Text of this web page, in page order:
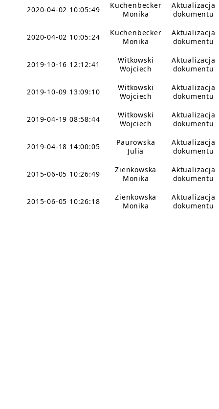
2020-04-02 10:05:49
Kuchenbecker
Monika
Aktualizacja
dokumentu
2020-04-02 10:05:24
Kuchenbecker
Monika
Aktualizacja
dokumentu
2019-10-16 12:12:41
Witkowski
Wojciech
Aktualizacja
dokumentu
2019-10-09 13:09:10
Witkowski
Wojciech
Aktualizacja
dokumentu
2019-04-19 08:58:44
Witkowski
Wojciech
Aktualizacja
dokumentu
2019-04-18 14:00:05
Paurowska
Julia
Aktualizacja
dokumentu
2015-06-05 10:26:49
Zienkowska
Monika
Aktualizacja
dokumentu
2015-06-05 10:26:18
Zienkowska
Monika
Aktualizacja
dokumentu